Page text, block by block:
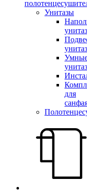
Унитазы
для